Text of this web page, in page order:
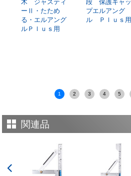
木 ジャスティ
ーⅡ・たため
る・エルアング
ルＰｌｕｓ用
段 保護キャッ
プエルアング
ル Ｐｌｕｓ用
1 2 3 4 5
関連品